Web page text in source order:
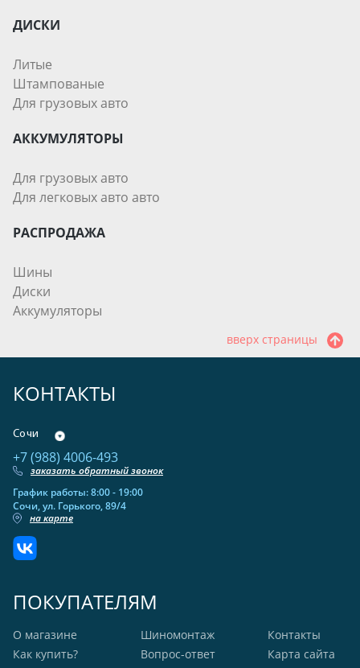
ДИСКИ
Литые
Штампованые
Для грузовых авто
АККУМУЛЯТОРЫ
Для грузовых авто
Для легковых авто авто
РАСПРОДАЖА
Шины
Диски
Аккумуляторы
вверх страницы
КОНТАКТЫ
Сочи
+7 (988) 4006-493
заказать обратный звонок
График работы: 8:00 - 19:00
Сочи, ул. Горького, 89/4
на карте
ПОКУПАТЕЛЯМ
О магазине
Как купить?
Шиномонтаж
Вопрос-ответ
Контакты
Карта сайта